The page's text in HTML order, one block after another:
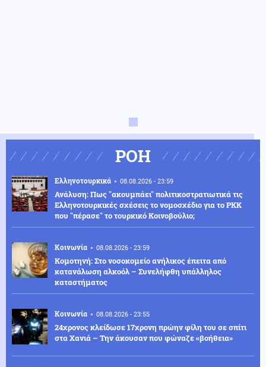
ΡΟΗ
Ελληνοτουρκικά 08.08.2026 - 23:59
Ανάλυση: Πως "ακουμπάει" πολιτικοστρατιωτικά τις
Ελληνοτουρκικές σχέσεις το νομοσχέδιο για το PKK
που "πέρασε" το τουρκικό Κοινοβούλιο;
Κοινωνία 08.08.2026 - 23:59
Κομοτηνή: Στο νοσοκομείο ανήλικος έπειτα από
κατανάλωση αλκοόλ – Συνελήφθη υπάλληλος
καταστήματος
Κοινωνία 08.08.2026 - 23:55
24χρονος κλείδωσε 17χρονη πρώην φίλη του σε σπίτι
στα Χανιά – Την άκουσαν που φώναζε «βοήθεια»